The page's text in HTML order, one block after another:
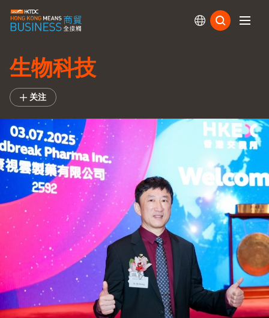
生物科技
关注